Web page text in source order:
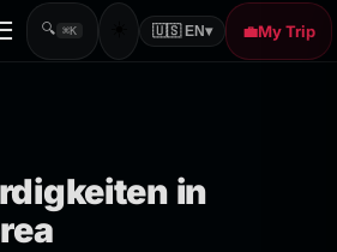
🔍 ⌘K 🇺🇸 EN▾ 💼My Trip
in